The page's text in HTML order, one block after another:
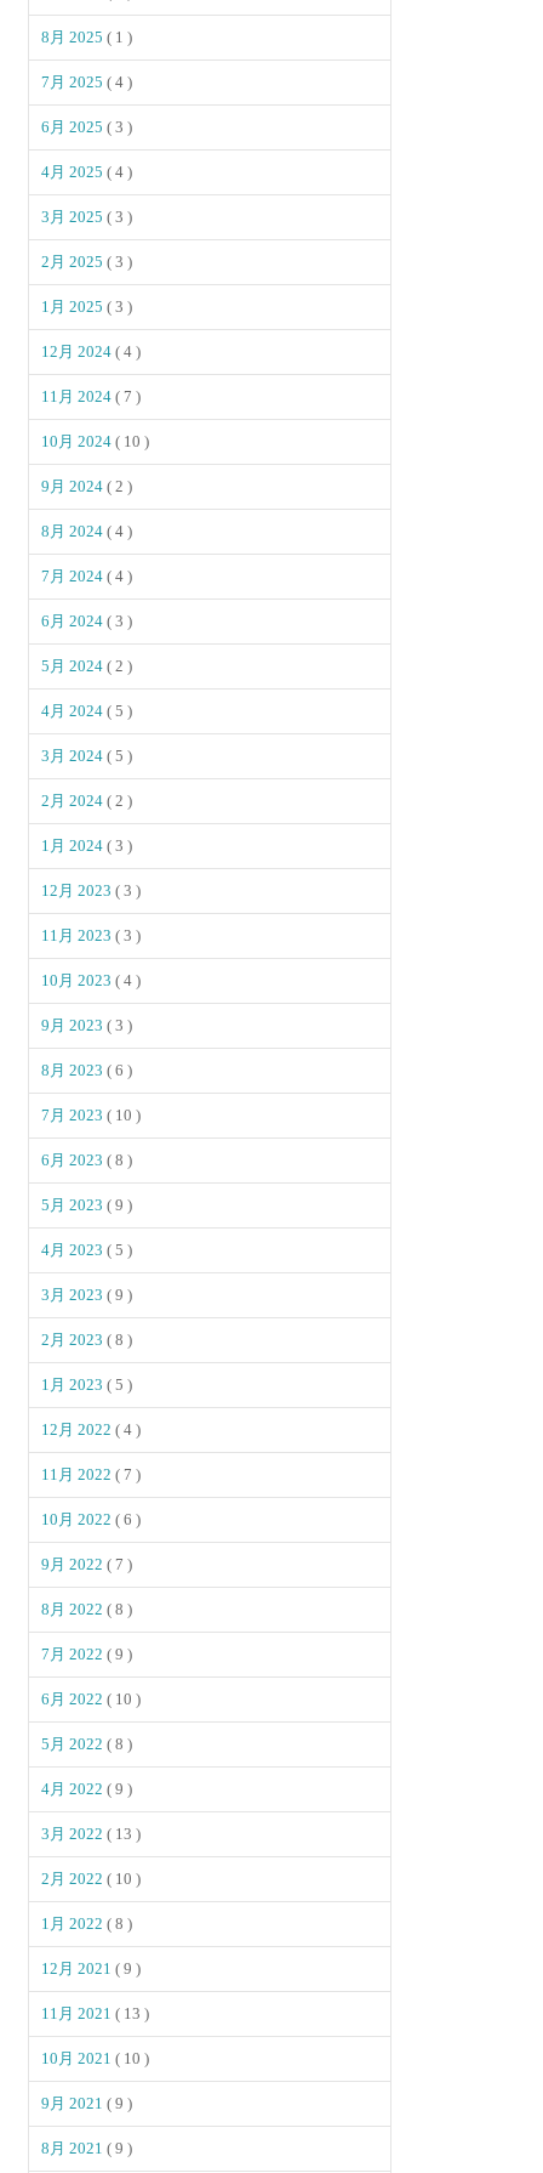
8月 2025( 1 )
7月 2025( 4 )
6月 2025( 3 )
4月 2025( 4 )
3月 2025( 3 )
2月 2025( 3 )
1月 2025( 3 )
12月 2024( 4 )
11月 2024( 7 )
10月 2024( 10 )
9月 2024( 2 )
8月 2024( 4 )
7月 2024( 4 )
6月 2024( 3 )
5月 2024( 2 )
4月 2024( 5 )
3月 2024( 5 )
2月 2024( 2 )
1月 2024( 3 )
12月 2023( 3 )
11月 2023( 3 )
10月 2023( 4 )
9月 2023( 3 )
8月 2023( 6 )
7月 2023( 10 )
6月 2023( 8 )
5月 2023( 9 )
4月 2023( 5 )
3月 2023( 9 )
2月 2023( 8 )
1月 2023( 5 )
12月 2022( 4 )
11月 2022( 7 )
10月 2022( 6 )
9月 2022( 7 )
8月 2022( 8 )
7月 2022( 9 )
6月 2022( 10 )
5月 2022( 8 )
4月 2022( 9 )
3月 2022( 13 )
2月 2022( 10 )
1月 2022( 8 )
12月 2021( 9 )
11月 2021( 13 )
10月 2021( 10 )
9月 2021( 9 )
8月 2021( 9 )